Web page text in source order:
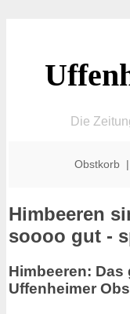
Die
Obstkorb |
Himbeeren
soooo gut -
Himbeeren:
Uffenheimer